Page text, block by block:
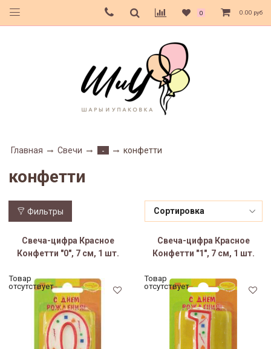
0 0.00 руб
Главная Свечи - конфетти
конфетти
Фильтры
Свеча-цифра Красное
Конфетти "0", 7 см, 1 шт.
Товар
отсутствует
Свеча-цифра Красное
Конфетти "1", 7 см, 1 шт.
Товар
отсутствует